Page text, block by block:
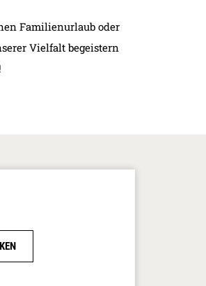
Familienurlaub oder
Vielfalt begeistern